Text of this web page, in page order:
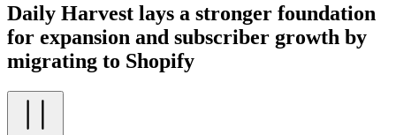
Daily Harvest lays a stronger foundation
for expansion and subscriber growth by
migrating to Shopify